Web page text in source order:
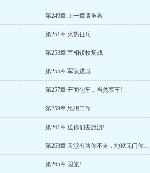
第249章 上一章请重看
第251章 火热征兵
第253章 宰相镇收复战
第255章 军队进城
第257章 开面包车，当然塞车!
第259章 思想工作
第261章 送你们去旅游!
第263章 天堂有路你不走，地狱无门你当门!
第265章 囚笼!